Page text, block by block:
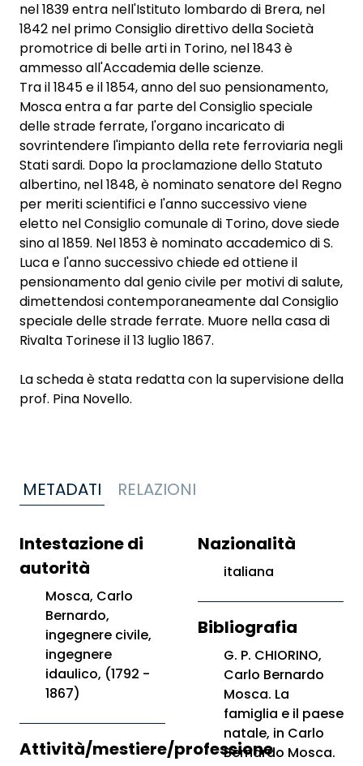
nel 1839 entra nell'Istituto lombardo di Brera, nel
1842 nel primo Consiglio direttivo della Società
promotrice di belle arti in Torino, nel 1843 è
ammesso all'Accademia delle scienze.
Tra il 1845 e il 1854, anno del suo pensionamento,
Mosca entra a far parte del Consiglio speciale
delle strade ferrate, l'organo incaricato di
sovrintendere l'impianto della rete ferroviaria negli
Stati sardi. Dopo la proclamazione dello Statuto
albertino, nel 1848, è nominato senatore del Regno
per meriti scientifici e l'anno successivo viene
eletto nel Consiglio comunale di Torino, dove siede
sino al 1859. Nel 1853 è nominato accademico di S.
Luca e l'anno successivo chiede ed ottiene il
pensionamento dal genio civile per motivi di salute,
dimettendosi contemporaneamente dal Consiglio
speciale delle strade ferrate. Muore nella casa di
Rivalta Torinese il 13 luglio 1867.
La scheda è stata redatta con la supervisione della
prof. Pina Novello.
METADATI RELAZIONI
Intestazione di
autorità
Mosca, Carlo
Bernardo,
ingegnere civile,
ingegnere
idaulico, (1792 -
1867)
Attività/mestiere/professione
Nazionalità
italiana
Bibliografia
G. P. CHIORINO,
Carlo Bernardo
Mosca. La
famiglia e il paese
natale, in Carlo
Bernardo Mosca.